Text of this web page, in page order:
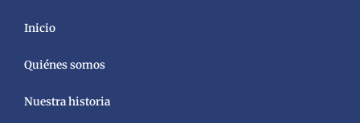
Inicio
Quiénes somos
Nuestra historia